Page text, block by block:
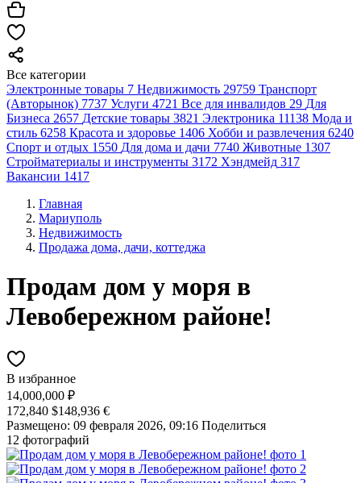
Все категории
Электронные товары 7 Недвижимость 29759 Транспорт
(Авторынок) 7737 Услуги 4721 Все для инвалидов 29 Для
Бизнеса 2657 Детские товары 3821 Электроника 11138 Мода и
стиль 6258 Красота и здоровье 1406 Хобби и развлечения 6240
Спорт и отдых 1550 Для дома и дачи 7740 Животные 1307
Стройматериалы и инструменты 3172 Хэндмейд 317
Вакансии 1417
Главная
Мариуполь
Недвижимость
Продажа дома, дачи, коттеджа
Продам дом у моря в
Левобережном районе!
В избранное
14,000,000 ₽
172,840 $148,936 €
Размещено: 09 февраля 2026, 09:16 Поделиться
12 фотографий